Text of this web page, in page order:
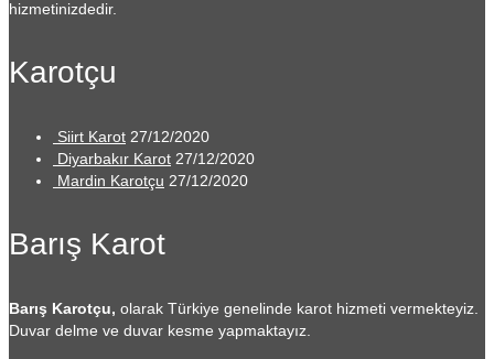
hizmetinizdedir.
Karotçu
Siirt Karot 27/12/2020
Diyarbakır Karot 27/12/2020
Mardin Karotçu 27/12/2020
Barış Karot
Barış Karotçu, olarak Türkiye genelinde karot hizmeti vermekteyiz.
Duvar delme ve duvar kesme yapmaktayız.